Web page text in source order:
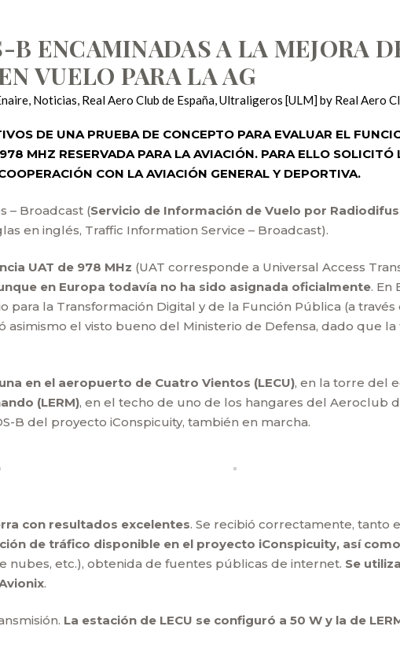
ENCAMINADAS A LA MEJORA
VUELO PARA LA AG
, Noticias, Real Aero Club de España,Ultraligeros [ULM]by Real Aero
DE UNA PRUEBA DE CONCEPTO PARA EVALUAR EL
MHZ RESERVADA PARA LA AVIACIÓN. PARA ELLO
CON LA AVIACIÓN GENERAL Y DEPORTIVA.
– Broadcast (Servicio de Información de Vuelo por
en inglés, Traffic Information Service – Broadcast).
UAT de 978 MHz (UAT corresponde a Universal Access
en Europa todavía no ha sido asignada oficialmente. En
para la Transformación Digital y de la Función Pública (a
el visto bueno del Ministerio de Defensa, dado que
en el aeropuerto de Cuatro Vientos (LECU), en la torre del
(LERM), en el techo de uno de los hangares del Aeroclub
B del proyecto iConspicuity, también en marcha.
con resultados excelentes. Se recibió correctamente, tanto
de tráfico disponible en el proyecto iConspicuity, así
nubes, etc.), obtenida de fuentes públicas de internet. Se
.
La estación de LECU se configuró a 50 W y la de